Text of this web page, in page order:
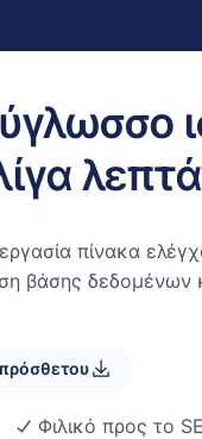
λεπτά
πίνακα
βάσης δεδομένων
Φιλικό προς το